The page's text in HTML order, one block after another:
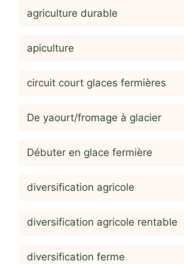
agriculture durable
apiculture
circuit court glaces fermières
De yaourt/fromage à glacier
Débuter en glace fermière
diversification agricole
diversification agricole rentable
diversification ferme